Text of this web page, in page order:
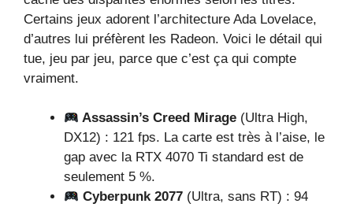
Certains jeux adorent l’architecture Ada Lovelace,
d’autres lui préfèrent les Radeon. Voici le détail qui
tue, jeu par jeu, parce que c’est ça qui compte
vraiment.
Assassin’s Creed Mirage (Ultra High,
DX12) : 121 fps. La carte est très à l’aise, le
gap avec la RTX 4070 Ti standard est de
seulement 5 %.
Cyberpunk 2077 (Ultra, sans RT) : 94